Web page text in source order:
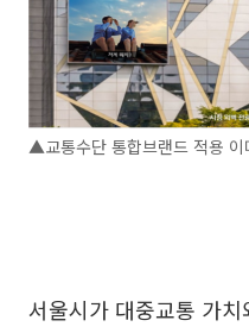
▲교통수단 통합브랜드 적용 이
서울시가 대중교통 가